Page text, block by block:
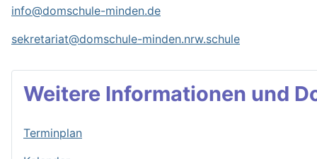
info@domschule-minden.de
sekretariat@domschule-minden.nrw.schule
Weitere Informationen und
Terminplan